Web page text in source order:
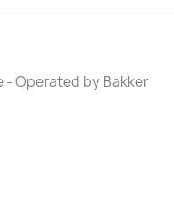
- Operated by Bakker